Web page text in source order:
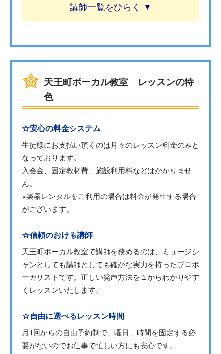
講師一覧
天王町ボーカル教室 レッスンの特
色
☆安心の料金システム
生徒様にお支払い頂くのは月々のレッスン料金のみと
なっております。
入会金、固定教材費、施設利用料などはかかりませ
ん。
※楽器レンタルをご利用の場合は料金が発生する場合
がございます。
☆信頼のおける講師
天王町ボーカル教室で講師を務めるのは、ミュージシ
ャンとしても講師としても確かな実力を持ったプロボ
ーカリストです。正しい発声方法を１からわかりやす
くレッスンいたします。
☆自由に選べるレッスン時間
月1回からの自由予約制で、曜日、時間を固定する必
要がないのでお仕事で忙しい方にも安心です。